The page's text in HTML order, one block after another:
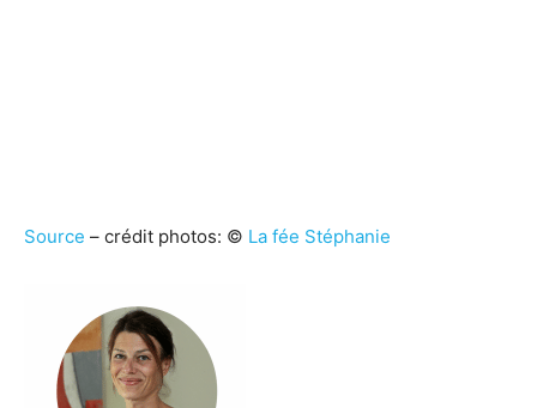
Source – crédit photos: © La fée Stéphanie